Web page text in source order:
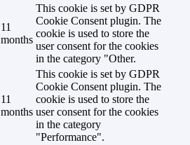
11
months
This cookie is set by GDPR
Cookie Consent plugin. The
cookie is used to store the
user consent for the cookies
in the category "Other.
11
months
This cookie is set by GDPR
Cookie Consent plugin. The
cookie is used to store the
user consent for the cookies
in the category
"Performance".